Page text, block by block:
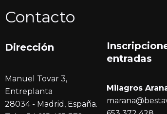
Contacto
Dirección
Manuel Tovar 3,
Entreplanta
28034 - Madrid, España.
entradas
Milagros